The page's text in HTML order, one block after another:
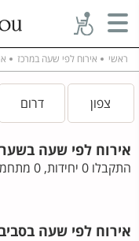
ראשי אירוח לפי שעה במרכז
צפון דרום
אירוח לפי שעה
התקבלו 0 יחידות, 0 מתחמים
אירוח לפי שעה